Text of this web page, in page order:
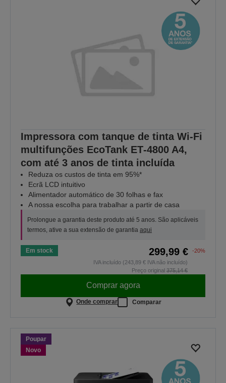
Impressora com tanque de tinta Wi-Fi
multifunções EcoTank ET‑4800 A4,
com até 3 anos de tinta incluída
Reduza os custos de tinta em 95%*
Ecrã LCD intuitivo
Alimentador automático de 30 folhas e fax
A nossa escolha para trabalhar a partir de casa
Prolongue a garantia deste produto até 5 anos. São aplicáveis
termos, ative a sua extensão de garantia aqui
Em stock 299,99 €
-20%
IVA incluído (243,89 € IVA não incluído)
Preço original 375,14 €
Comprar agora
Onde comprar Comparar
Poupar
Novo